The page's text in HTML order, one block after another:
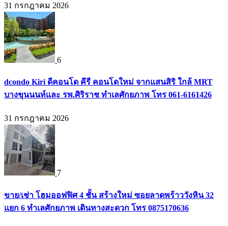
31 กรกฎาคม 2026
6
dcondo Kiri ดีคอนโด คีรี คอนโดใหม่ จากแสนสิริ ใกล้ MRT
บางขุนนนท์และ รพ.ศิริราช ทำเลศักยภาพ โทร 061-6161426
31 กรกฎาคม 2026
7
ขาย/เช่า โฮมออฟฟิศ 4 ชั้น สร้างใหม่ ซอยลาดพร้าววังหิน 32
แยก 6 ทำเลศักยภาพ เดินทางสะดวก โทร 0875170636